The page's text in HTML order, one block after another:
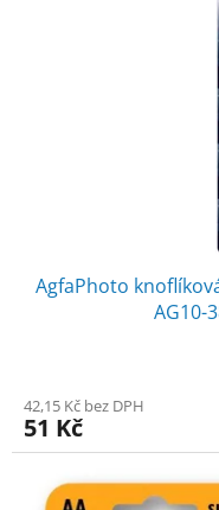
AgfaPhoto
AG10-
42,15 Kč bez DPH
51 Kč